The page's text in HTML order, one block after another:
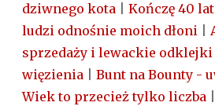
dziwnego kota
Kończę 40 lat
ludzi odnośnie moich dłoni
sprzedaży i lewackie odklejki
więzienia
Bunt na Bounty -
Wiek to przecież tylko liczba